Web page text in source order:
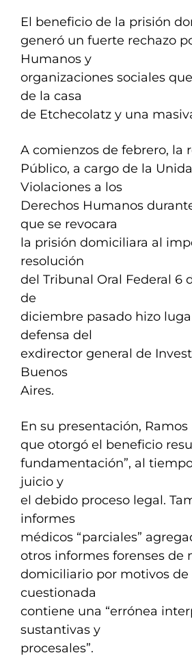
El beneficio de la prisión
generó un fuerte rechazo
Humanos y
organizaciones sociales
de la casa
de Etchecolatz y una
A comienzos de febrero,
Público, a cargo de la
Violaciones a los
Derechos Humanos
que se revocara
la prisión domiciliara al
resolución
del Tribunal Oral Federal 6
de
diciembre pasado hizo
defensa del
exdirector general de
Buenos
Aires.
En su presentación,
que otorgó el beneficio
fundamentación”, al
juicio y
el debido proceso legal.
informes
médicos “parciales”
otros informes forenses de
domiciliario por motivos de
cuestionada
contiene una “errónea
sustantivas y
procesales”.